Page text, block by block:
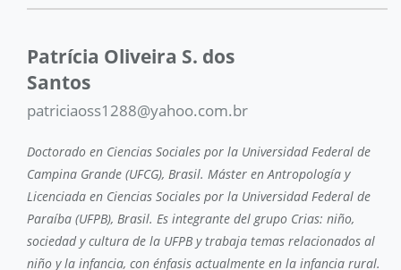
Patrícia Oliveira S. dos
Santos
patriciaoss1288@yahoo.com.br
Doctorado en Ciencias Sociales por la Universidad Federal de
Campina Grande (UFCG), Brasil. Máster en Antropología y
Licenciada en Ciencias Sociales por la Universidad Federal de
Paraíba (UFPB), Brasil. Es integrante del grupo Crias: niño,
sociedad y cultura de la UFPB y trabaja temas relacionados al
niño y la infancia, con énfasis actualmente en la infancia rural.